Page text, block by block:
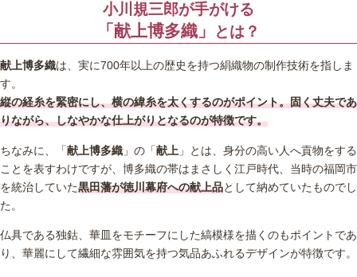
小川規三郎が手がける
「献上博多織」 とは？
献上博多織は、実に700年以上の歴史を持つ絹織物の制作技術を指しま
す。
縦の経糸を緊密にし、横の緯糸を太くするのがポイント。固く丈夫であ
りながら、しなやかな仕上がりとなるのが特徴です。
ちなみに、「献上博多織 」の「献上 」とは、身分の高い人へ貢物をする
ことを表すわけですが、博多織の帯はまさしく江戸時代、当時の福岡市
を統治していた黒田藩が徳川幕府への献上品として納めていたものでし
た。
仏具である独鈷、華皿をモチーフにした縞模様を描くのもポイントであ
り、華麗にして繊細な雰囲気を持つ気品あふれるデザインが特徴です。